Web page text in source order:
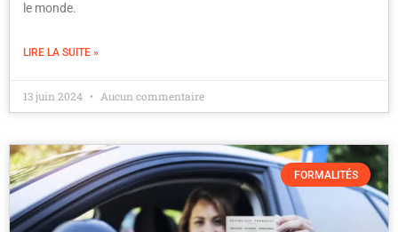
le monde.
LIRE LA SUITE »
13 juin 2024 Aucun commentaire
FORMALITÉS